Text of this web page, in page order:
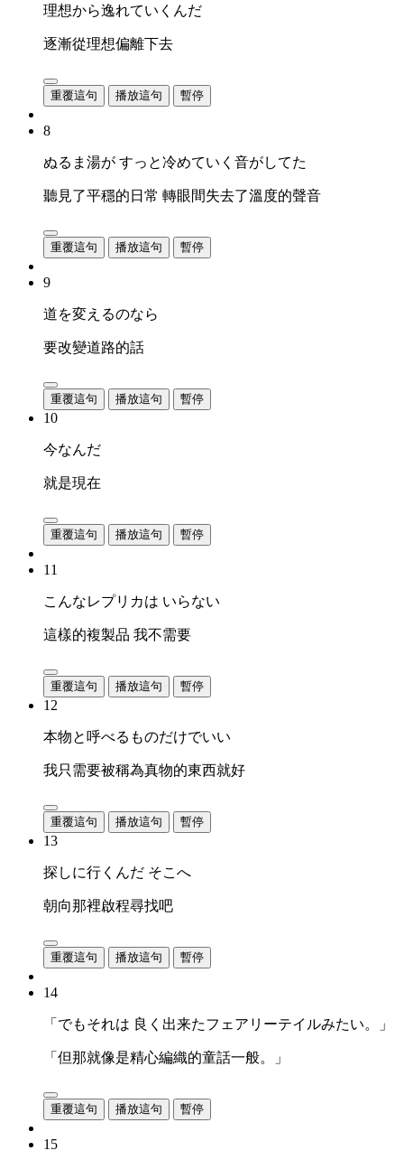
理想から逸れていくんだ
逐漸從理想偏離下去
重覆這句 播放這句 暫停
8
ぬるま湯が すっと冷めていく音がしてた
聽見了平穩的日常 轉眼間失去了溫度的聲音
重覆這句 播放這句 暫停
9
道を変えるのなら
要改變道路的話
重覆這句 播放這句 暫停
10
今なんだ
就是現在
重覆這句 播放這句 暫停
11
こんなレプリカは いらない
這樣的複製品 我不需要
重覆這句 播放這句 暫停
12
本物と呼べるものだけでいい
我只需要被稱為真物的東西就好
重覆這句 播放這句 暫停
13
探しに行くんだ そこへ
朝向那裡啟程尋找吧
重覆這句 播放這句 暫停
14
「でもそれは 良く出来たフェアリーテイルみたい。」
「但那就像是精心編織的童話一般。」
重覆這句 播放這句 暫停
15